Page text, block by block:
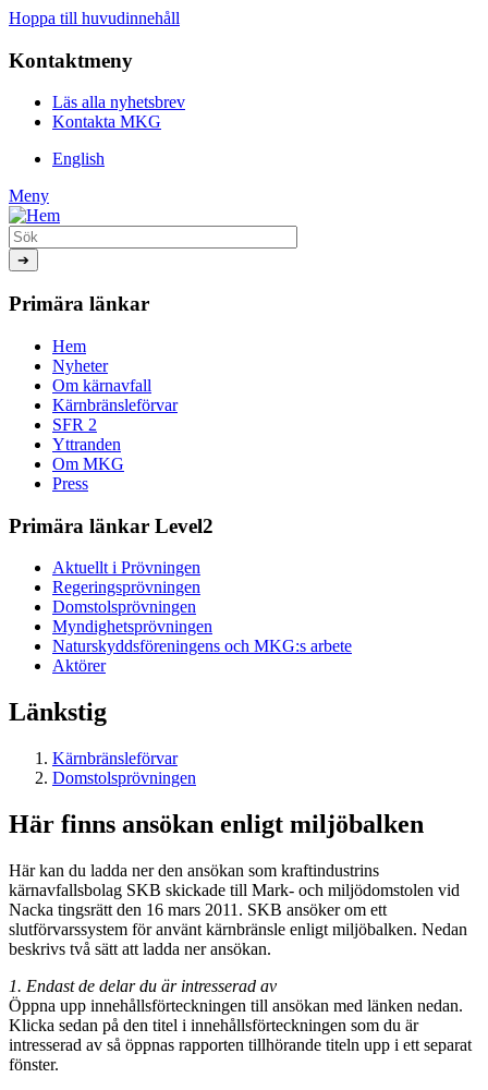
Hoppa till huvudinnehåll
Kontaktmeny
Läs alla nyhetsbrev
Kontakta MKG
English
Meny
Primära länkar
Hem
Nyheter
Om kärnavfall
Kärnbränsleförvar
SFR 2
Yttranden
Om MKG
Press
Primära länkar Level2
Aktuellt i Prövningen
Regeringsprövningen
Domstolsprövningen
Myndighetsprövningen
Naturskyddsföreningens och MKG:s arbete
Aktörer
Länkstig
Kärnbränsleförvar
Domstolsprövningen
Här finns ansökan enligt miljöbalken
Här kan du ladda ner den ansökan som kraftindustrins
kärnavfallsbolag SKB skickade till Mark- och miljödomstolen vid
Nacka tingsrätt den 16 mars 2011. SKB ansöker om ett
slutförvarssystem för använt kärnbränsle enligt miljöbalken. Nedan
beskrivs två sätt att ladda ner ansökan.
1. Endast de delar du är intresserad av
Öppna upp innehållsförteckningen till ansökan med länken nedan.
Klicka sedan på den titel i innehållsförteckningen som du är
intresserad av så öppnas rapporten tillhörande titeln upp i ett separat
fönster.